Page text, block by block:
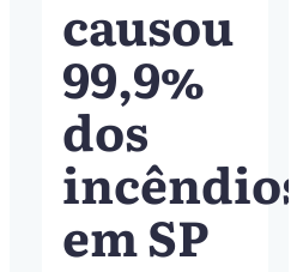
causou
99,9%
dos
incêndios
em SP